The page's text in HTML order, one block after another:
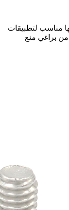
مناسب لتطبيقات
من براغي منع